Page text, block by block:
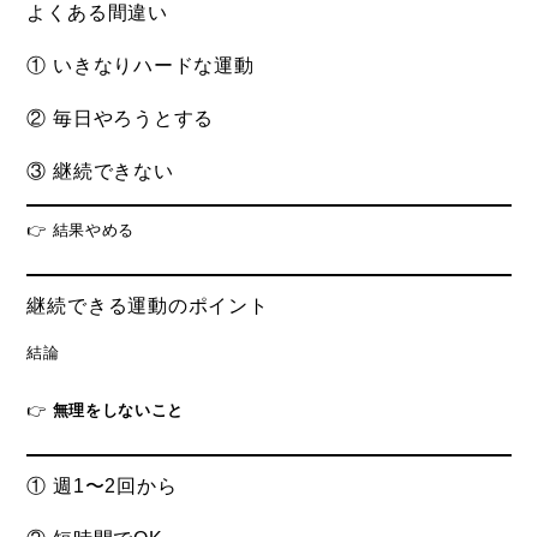
よくある間違い
① いきなりハードな運動
② 毎日やろうとする
③ 継続できない
👉 結果やめる
継続できる運動のポイント
結論
👉 無理をしないこと
① 週1〜2回から